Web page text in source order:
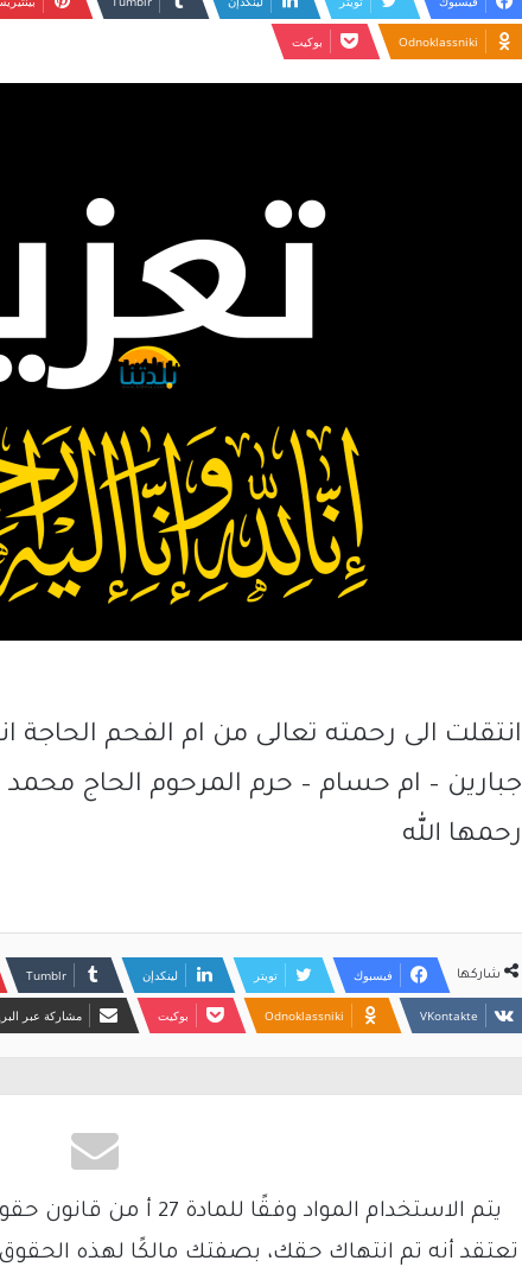
Odnoklassniki بوكيت
انتقلت الى رحمته تعالى من ام الفحم
جبارين – ام حسام – حرم المرحوم الحاج
رحمها الله
شاركها فيسبوك تويتر لينكدإن
Odnoklassniki بوكيت مشاركة عبر
تعتقد أنه تم انتهاك حقك، بصفتك مالكًا لهذه